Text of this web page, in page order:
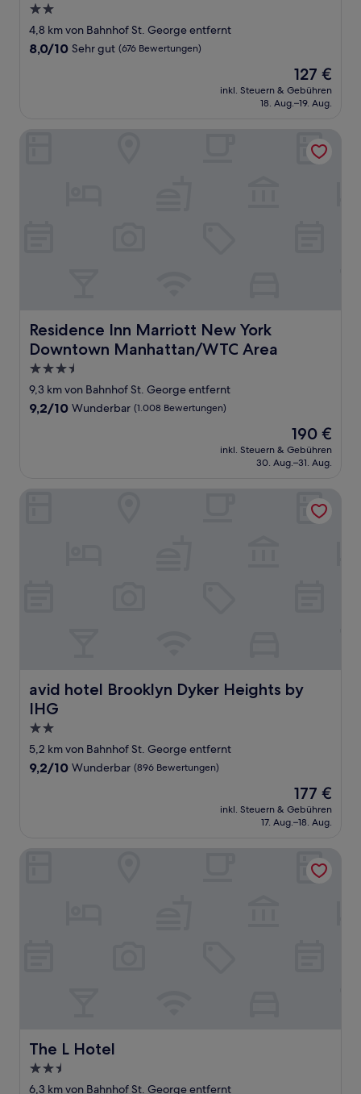
2.0-
Sterne-
Unterkunft
4,8 km von Bahnhof St. George entfernt
8.0
Bewertungen)
8,0/10 Sehr gut (676 Bewertungen)
Der
Preis
beträgt
127 €
inkl. Steuern & Gebühren
18. Aug.–19. Aug.
Residence Inn Marriott New York
Downtown Manhattan/WTC Area
Residence Inn Marriott New York Downtown
3.5-
Sterne-
Unterkunft
9,3 km von Bahnhof St. George entfernt
9.2
9,2/10 Wunderbar (1.008 Bewertungen)
Der
Preis
beträgt
190 €
inkl. Steuern & Gebühren
30. Aug.–31. Aug.
Residence Inn Marriott New York Downtown Manhattan/
avid hotel Brooklyn Dyker Heights by
IHG
avid hotel Brooklyn Dyker Heights by IHG
2.0-
Sterne-
Unterkunft
5,2 km von Bahnhof St. George entfernt
9.2
9,2/10 Wunderbar (896 Bewertungen)
Der
Preis
beträgt
177 €
inkl. Steuern & Gebühren
17. Aug.–18. Aug.
The L Hotel
The L Hotel
2.5-
Sterne-
6,3 km von Bahnhof St. George entfernt